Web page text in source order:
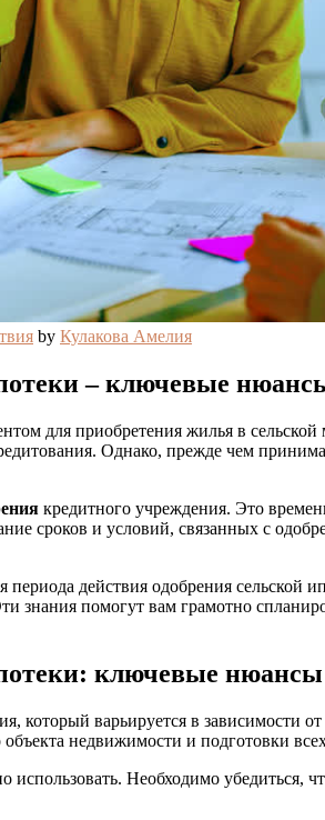
by Кулакова Амелия
– ключевые
для приобретения жилья в
Однако, прежде чем
кредитного учреждения. Это
сроков и условий, связанных с
действия одобрения сельской
знания помогут вам грамотно
ключевые
который варьируется в зависимости
недвижимости и подготовки
Необходимо убедиться,